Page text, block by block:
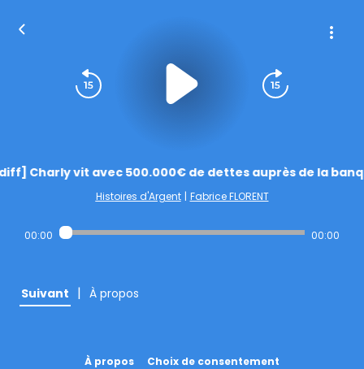
Charly vit avec 500.000€ de dettes auprès de la
Histoires d'Argent | Fabrice FLORENT
00:00 00:00
Suivant | À propos
À propos Choix de consentement